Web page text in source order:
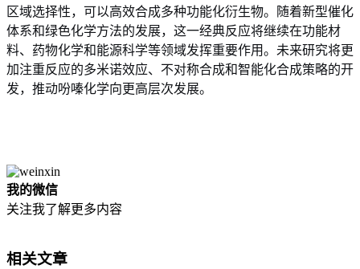
区域选择性，可以高效合成多种功能化衍生物。随着新型催化
体系和绿色化学方法的发展，这一经典反应将继续在功能材
料、药物化学和能源科学等领域发挥重要作用。未来研究将更
加注重反应的多米诺效应、不对称合成和智能化合成策略的开
发，推动吩嗪化学向更高层次发展。
我的微信
关注我了解更多内容
相关文章